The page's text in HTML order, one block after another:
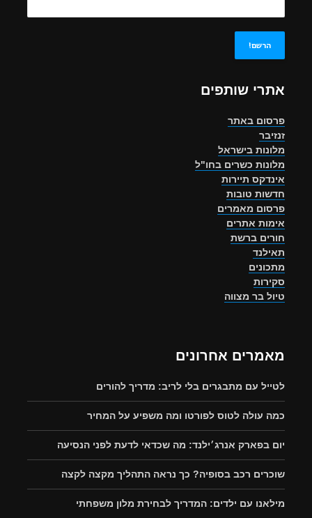
אתרי שותפים
פרסום באתר
זנזיבר
מלונות בישראל
מלונות כשרים בחו"ל
אינדקס תיירות
חדשות טובות
פרסום מאמרים
אימות אתרים
חורים ברשת
תאילנד
מתכונים
סקירות
טיול בר מצווה
מאמרים אחרונים
לטייל עם מתבגרים בלי לריב: מדריך להורים
כמה עולה לטוס לפורטו ומה משפיע על המחיר
יום בפארק אנרג׳ילנד: מה שכדאי לדעת לפני הנסיעה
שוכרים רכב בסופיה? כך נראה התהליך מקצה לקצה
מילאנו עם ילדים: המדריך לבחירת מלון משפחתי